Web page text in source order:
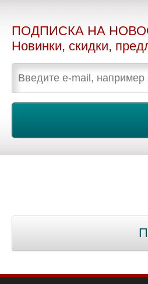
ПОДПИСКА НА
Новинки, скидки,